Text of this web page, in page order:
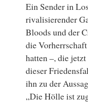
Ein Sender in
rivalisierender
Bloods und der
die
hatten –, die
dieser
ihn zu der
„Die Hölle ist